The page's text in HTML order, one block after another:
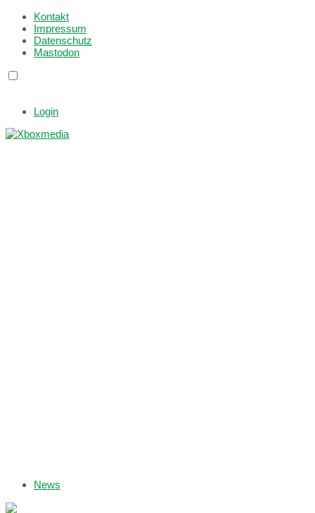
Kontakt
Impressum
Datenschutz
Mastodon
Login
News